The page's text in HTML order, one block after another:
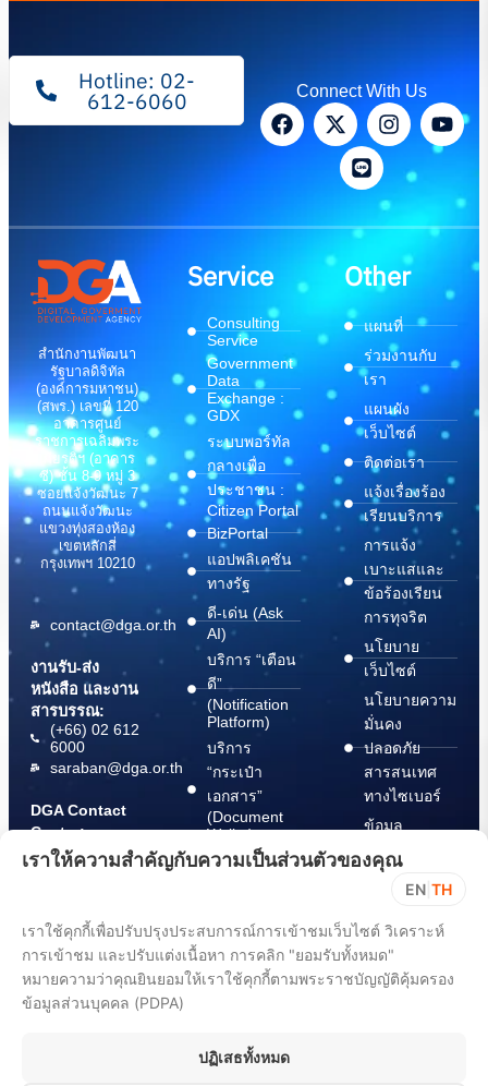
Hotline: 02-
612-6060 Connect With Us
สำนักงานพัฒนา
รัฐบาลดิจิทัล
(องค์การมหาชน)
(สพร.) เลขที่ 120
อาคารศูนย์
ราชการเฉลิมพระ
เกียรติฯ (อาคาร
ซี) ชั้น 8-9 หมู่ 3
ซอยแจ้งวัฒนะ 7
ถนนแจ้งวัฒนะ
แขวงทุ่งสองห้อง
เขตหลักสี่
กรุงเทพฯ 10210
contact@dga.or.th
งานรับ-ส่ง
หนังสือ และงาน
สารบรรณ:
(+66) 02 612
6000
saraban@dga.or.th
DGA Contact
Center:
(+66) 02 612
6060
Service
Consulting
Service
Government
Data
Exchange :
GDX
ระบบพอร์ทัล
กลางเพื่อ
ประชาชน :
Citizen Portal
BizPortal
แอปพลิเคชัน
ทางรัฐ
ดี-เด่น (Ask
AI)
บริการ “เตือน
ดี”
(Notification
Platform)
บริการ
“กระเป๋า
เอกสาร”
(Document
Wallet)
Other
แผนที่
ร่วมงานกับ
เรา
แผนผัง
เว็บไซต์
ติดต่อเรา
แจ้งเรื่องร้อง
เรียนบริการ
การแจ้ง
เบาะแสและ
ข้อร้องเรียน
การทุจริต
นโยบาย
เว็บไซต์
นโยบายความ
มั่นคง
ปลอดภัย
สารสนเทศ
ทางไซเบอร์
ข้อมูล
ปฏิบัติตาม
พ.ร.บ. การ
ปฏิบัติราชการ
ทาง
อิเล็กทรอนิกส์
พ.ศ. 2565
เราให้ความสำคัญกับความเป็นส่วนตัวของคุณ
EN TH
เราใช้คุกกี้เพื่อปรับปรุงประสบการณ์การเข้าชมเว็บไซต์ วิเคราะห์
การเข้าชม และปรับแต่งเนื้อหา การคลิก "ยอมรับทั้งหมด"
หมายความว่าคุณยินยอมให้เราใช้คุกกี้ตามพระราชบัญญัติคุ้มครอง
ข้อมูลส่วนบุคคล (PDPA)
ปฏิเสธทั้งหมด